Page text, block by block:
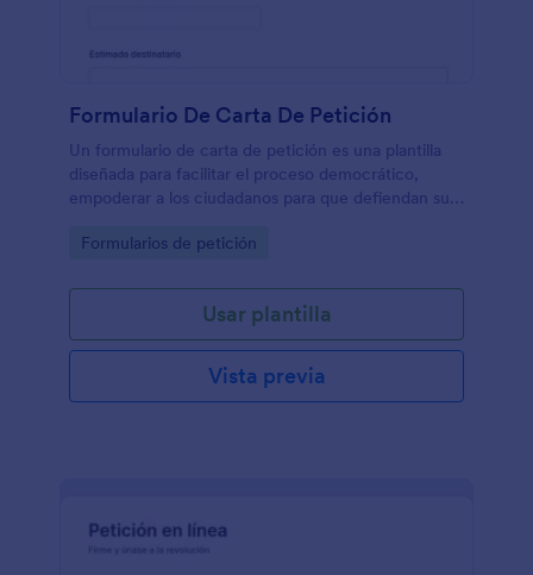
Formulario De Carta De Petición
Un formulario de carta de petición es una plantilla
diseñada para facilitar el proceso democrático,
empoderar a los ciudadanos para que defiendan sus
rendición de cuentas en la gobernanza y la toma de
Go to Category:
Formularios de petición
Usar plantilla
Vista previa